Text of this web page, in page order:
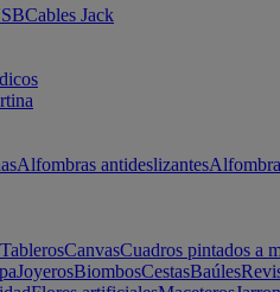
Cables Jack
Alfombras antideslizantes
TablerosCanvasCuadros pintados a
JoyerosBiombosCestasBaúles